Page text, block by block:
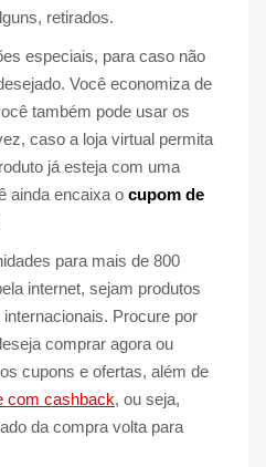
retirados.
especiais, para caso não
Você economiza de
também pode usar os
caso a loja virtual permita
já esteja com uma
ainda encaixa o cupom de
para mais de 800
internet, sejam produtos
Procure por
comprar agora ou
cupons e ofertas, além de
com cashback, ou seja,
da compra volta para